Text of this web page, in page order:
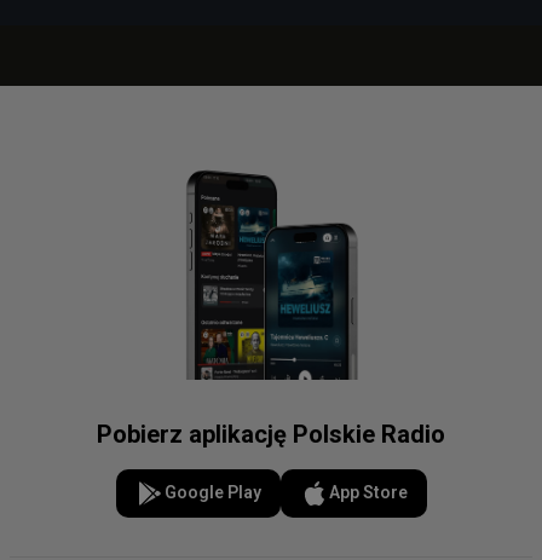
Pobierz aplikację Polskie Radio
Google Play App Store